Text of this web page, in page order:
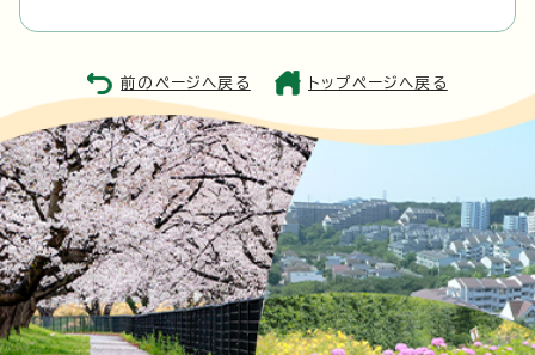
前のページへ戻る トップページへ戻る